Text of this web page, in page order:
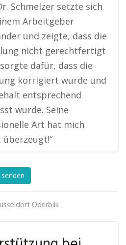
Schmelzer setzte sich
Arbeitgeber
und zeigte, dass die
nicht gerechtfertigt
dafür, dass die
korrigiert wurde und
entsprechend
wurde. Seine
Art hat mich
Oberbilk